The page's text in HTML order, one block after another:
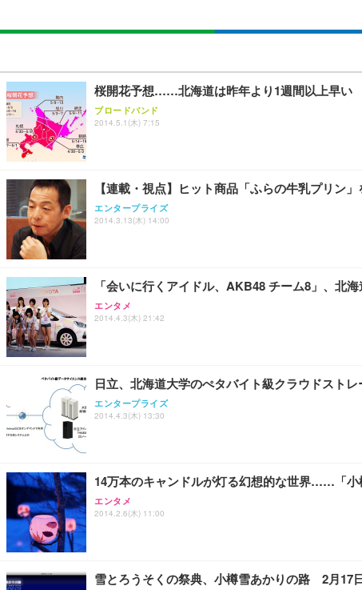
[EdoErgo] オフィスチェア 椅子 テレワーク 疲れない
￥5,699
Sezlife オフィスチェア デスクチェア 疲れない テレワ
ANDWINT オフィスチェア デスクチェア 肘なし メッシ
EIZO ビジネス向けプレミアムモニター | FlexScan
￥105,595
Amazonベーシック ペットシーツ 薄型 レギュラー 1回
￥3,373
桜開花予想……北海道は昨年より1週間以上早い
ブロードバンド
2014.5.1(木) 7:15
【連載・視点】ヒット商品「ふらの牛乳プリン
エンタープライズ
2014.3.13(木) 14:00
「会いに行くアイドル、AKB48 チーム8」、北
エンタメ
2014.4.3(木) 21:42
日立、北海道大学のぺタバイト級クラウドスト
エンタープライズ
2014.4.3(木) 13:30
14万本のキャンドルが灯る幻想的な世界……「小
エンタメ
2014.2.6(木) 11:00
雪とろうそくの祭典、小樽雪あかりの路 2月17